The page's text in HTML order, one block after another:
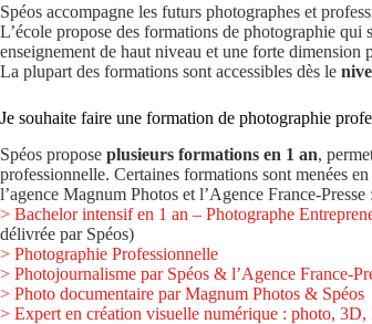
Spéos accompagne les futurs photographes et
L’école propose des formations de photographie
enseignement de haut niveau et une forte dimension
La plupart des formations sont accessibles dès le
Je souhaite faire une formation de photographie
Spéos propose plusieurs formations en 1 an,
professionnelle. Certaines formations sont menées en
l’agence Magnum Photos et l’Agence France-Presse :
> Bachelor intensif en 1 an – Photographe
délivrée par Spéos)
> Photographie Professionnelle
> Photojournalisme par Spéos & l’Agence France-
> Photo documentaire par Magnum Photos & Spéos
> Expert en création visuelle numérique : photo,